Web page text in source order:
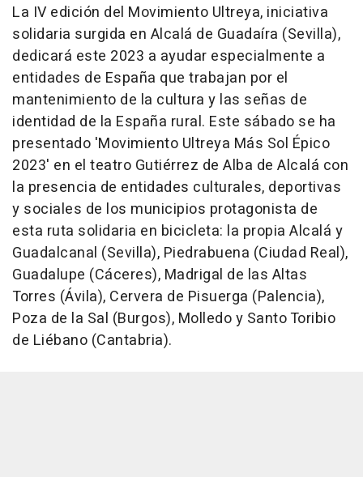
La IV edición del Movimiento Ultreya, iniciativa
solidaria surgida en Alcalá de Guadaíra (Sevilla),
dedicará este 2023 a ayudar especialmente a
entidades de España que trabajan por el
mantenimiento de la cultura y las señas de
identidad de la España rural. Este sábado se ha
presentado 'Movimiento Ultreya Más Sol Épico
2023' en el teatro Gutiérrez de Alba de Alcalá con
la presencia de entidades culturales, deportivas
y sociales de los municipios protagonista de
esta ruta solidaria en bicicleta: la propia Alcalá y
Guadalcanal (Sevilla), Piedrabuena (Ciudad Real),
Guadalupe (Cáceres), Madrigal de las Altas
Torres (Ávila), Cervera de Pisuerga (Palencia),
Poza de la Sal (Burgos), Molledo y Santo Toribio
de Liébano (Cantabria).